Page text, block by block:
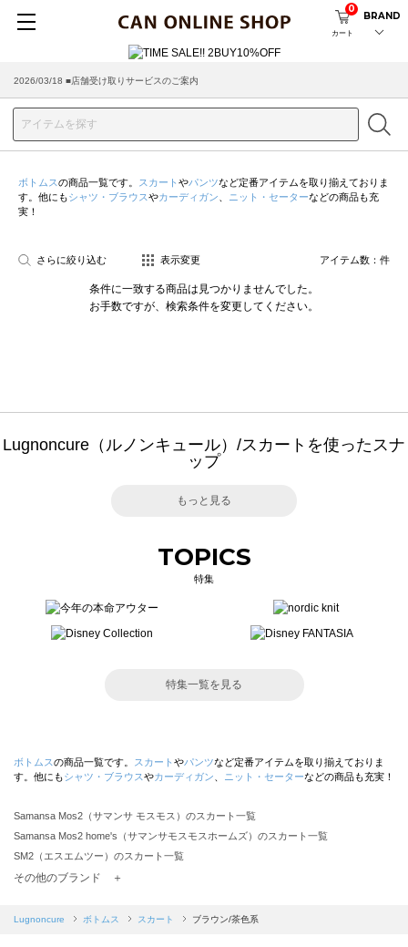
カート
0
BRAND
2026/03/18 ■店舗受け取りサービスのご案内
ボトムスの商品一覧です。 スカート やパンツなど定番アイテムを取り揃えておりま
す。他にもシャツ・ブラウスやカーディガン ニット・セーターなどの商品も充
実！
さらに絞り込む 表示変更 アイテム数： 件
条件に一致する商品は見つかりませんでした。
お手数ですが、検索条件を変更してください。
Lugnoncure（ルノンキュール）/スカートを使ったスナ
ップ
もっと見る
TOPICS
特集
特集一覧を見る
ボトムスの商品一覧です。 スカート やパンツなど定番アイテムを取り揃えておりま
す。他にもシャツ・ブラウスやカーディガン ニット・セーターなどの商品も充実！
Samansa Mos2（サマンサ モスモス）のスカート一覧
Samansa Mos2 home's（サマンサモスモスホームズ）のスカート一覧
SM2（エスエムツー）のスカート一覧
TSUHARU by Samansa Mos2（ツハルバイサマンサモスモス）のスカート一覧
Samansa Mos2 blue（サマンサモスモス ブルー）のスカート一覧
その他のブランド ＋
Lugnoncure ボトムス スカート ブラウン/茶色系